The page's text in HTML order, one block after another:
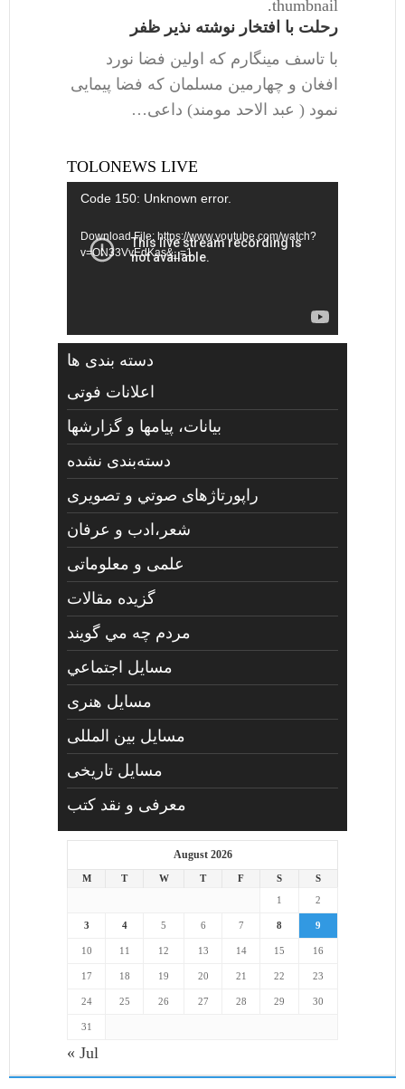
thumbnail.
رحلت با افتخار نوشته نذیر ظفر
با تاسف مینگارم که اولین فضا نورد
افغان و چهارمین مسلمان که فضا پیمایی
نمود ( عبد الاحد مومند) داعی…
TOLONEWS LIVE
Video
Code 150: Unknown error.
Download File: https://www.youtube.com/watch?
v=ON33VvEdKas&_=1
دسته بندی ها
اعلانات فوتی
بیانات، پیامها و گزارشها
دسته‌بندی نشده
راپورتاژهای صوتي و تصويری
شعر،ادب و عرفان
علمی و معلوماتی
گزیده مقالات
مردم چه مي گويند
مسايل اجتماعي
مسايل هنری
مسایل بین المللی
مسایل تاریخی
معرفی و نقد کتب
August 2026
M T W T F S
S
1
2
3 4 5 6 7 8 9
10 11 12 13 14 15 16
17 18 19 20 21 22 23
24 25 26 27 28 29 30
31
« Jul